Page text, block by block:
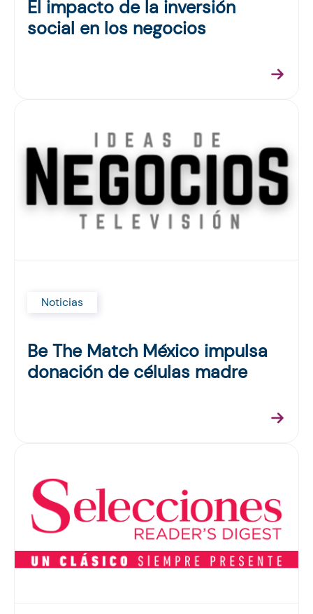
El impacto de la inversión
social en los negocios
Noticias
Be The Match México impulsa
donación de células madre